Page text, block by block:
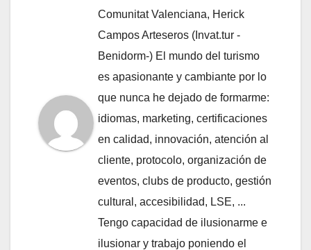
Comunitat Valenciana, Herick
Campos Arteseros (Invat.tur -
Benidorm-) El mundo del turismo
es apasionante y cambiante por lo
que nunca he dejado de formarme:
idiomas, marketing, certificaciones
en calidad, innovación, atención al
cliente, protocolo, organización de
eventos, clubs de producto, gestión
cultural, accesibilidad, LSE, ...
Tengo capacidad de ilusionarme e
ilusionar y trabajo poniendo el